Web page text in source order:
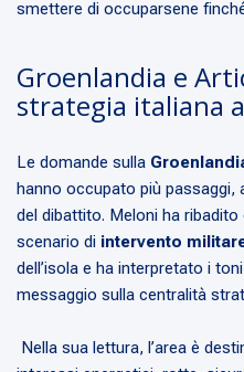
smettere di occuparsene
Groenlandia e
strategia italiana
Le domande sulla
hanno occupato più passaggi,
del dibattito. Meloni ha
scenario di intervento
dell’isola e ha interpretato i
messaggio sulla centralità
Nella sua lettura, l’area è